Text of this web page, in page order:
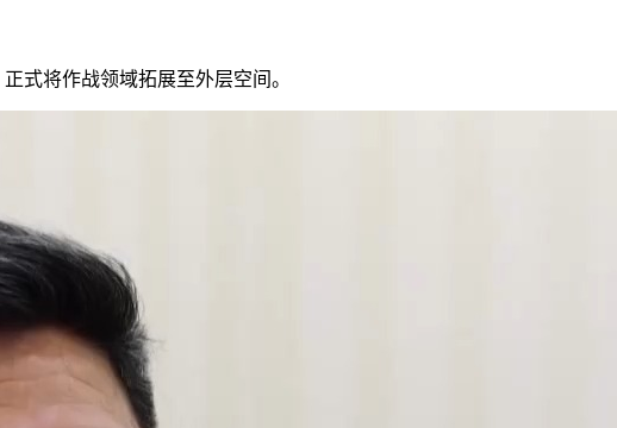
式将作战领域拓展至外层空间。